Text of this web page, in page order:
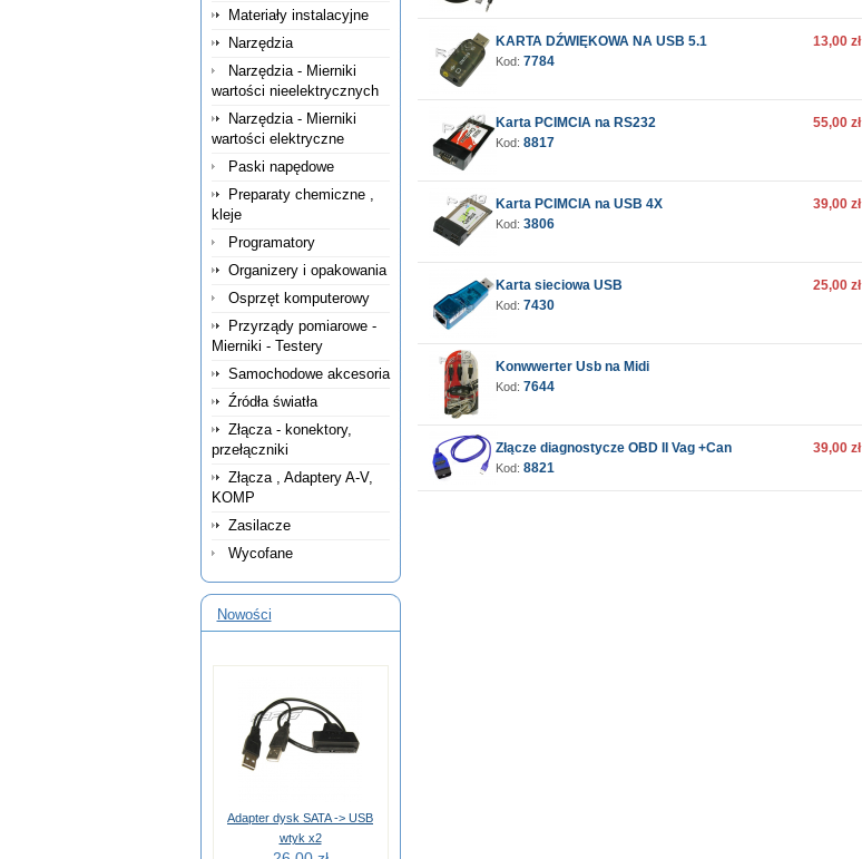
Materiały instalacyjne
Narzędzia
Narzędzia - Mierniki
wartości nieelektrycznych
Narzędzia - Mierniki
wartości elektryczne
Paski napędowe
Preparaty chemiczne ,
kleje
Programatory
Organizery i opakowania
Osprzęt komputerowy
Przyrządy pomiarowe -
Mierniki - Testery
Samochodowe akcesoria
Źródła światła
Złącza - konektory,
przełączniki
Złącza , Adaptery A-V,
KOMP
Zasilacze
Wycofane
Nowości
Adapter dysk SATA -> USB
wtyk x2
KARTA DŹWIĘKOWA NA USB 5.1
Kod: 7784
13,00 zł
Karta PCIMCIA na RS232
Kod: 8817
55,00 zł
Karta PCIMCIA na USB 4X
Kod: 3806
39,00 zł
Karta sieciowa USB
Kod: 7430
25,00 zł
Konwwerter Usb na Midi
Kod: 7644
Złącze diagnostycze OBD II Vag +Can
Kod: 8821
39,00 zł